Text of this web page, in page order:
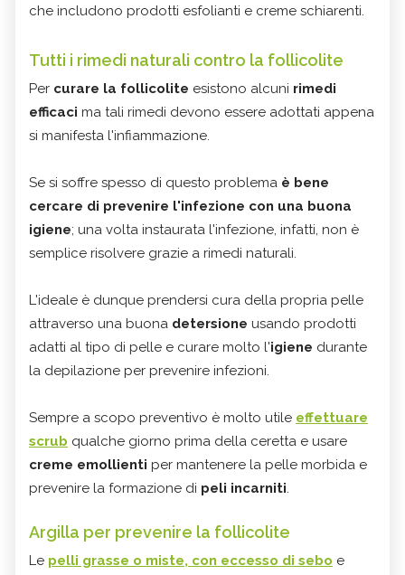
che includono prodotti esfolianti e creme schiarenti.
Tutti i rimedi naturali contro la follicolite
Per curare la follicolite esistono alcuni rimedi
efficaci ma tali rimedi devono essere adottati appena
si manifesta l'infiammazione.
Se si soffre spesso di questo problema è bene
cercare di prevenire l'infezione con una buona
igiene; una volta instaurata l'infezione, infatti, non è
semplice risolvere grazie a rimedi naturali.
L'ideale è dunque prendersi cura della propria pelle
attraverso una buona detersione usando prodotti
adatti al tipo di pelle e curare molto l'igiene durante
la depilazione per prevenire infezioni.
Sempre a scopo preventivo è molto utile effettuare
scrub qualche giorno prima della ceretta e usare
creme emollienti per mantenere la pelle morbida e
prevenire la formazione di peli incarniti.
Argilla per prevenire la follicolite
Le pelli grasse o miste, con eccesso di sebo e